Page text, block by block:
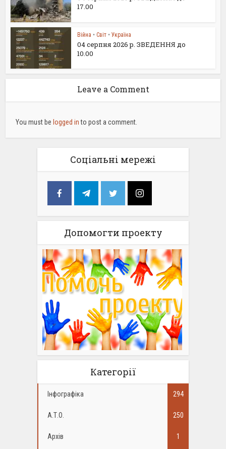
17.00
Війна • Світ • Україна
04 серпня 2026 р. ЗВЕДЕННЯ до
10.00
Leave a Comment
You must be logged into post a comment.
Соціальні мережі
Допомогти проекту
Категорії
Інфографіка 294
А.Т.О. 250
Архів 1